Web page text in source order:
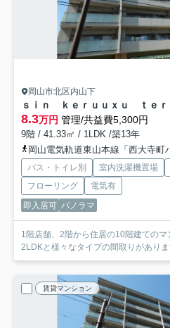
岡山市北区内山下
ｓｉｎ ｋｅｒｕｕｘｕ ｔｅｒ
8.3万円 管理/共益費5,300円
9階 / 41.33㎡ / 1LDK /築13年
岡山電気軌道東山本線「西大寺町
バス・トイレ別 室内洗濯機置場
フローリング
電気有
即入居可 パノラマ
1階店舗、2階から住居の10階建てのマ
2LDKと様々なタイプの間取りがあり
賃貸マンション